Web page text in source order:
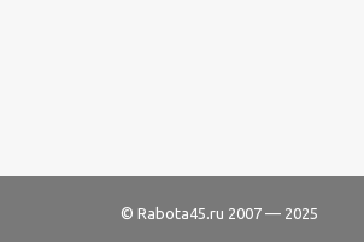
© Rabota45.ru 2007 — 2025